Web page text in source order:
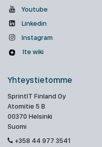
Youtube
Linkedin
Instagram
Ite wiki
Yhteystietomme
SprintIT Finland Oy
Atomitie 5 B
00370 Helsinki
Suomi
+358 44 977 3541